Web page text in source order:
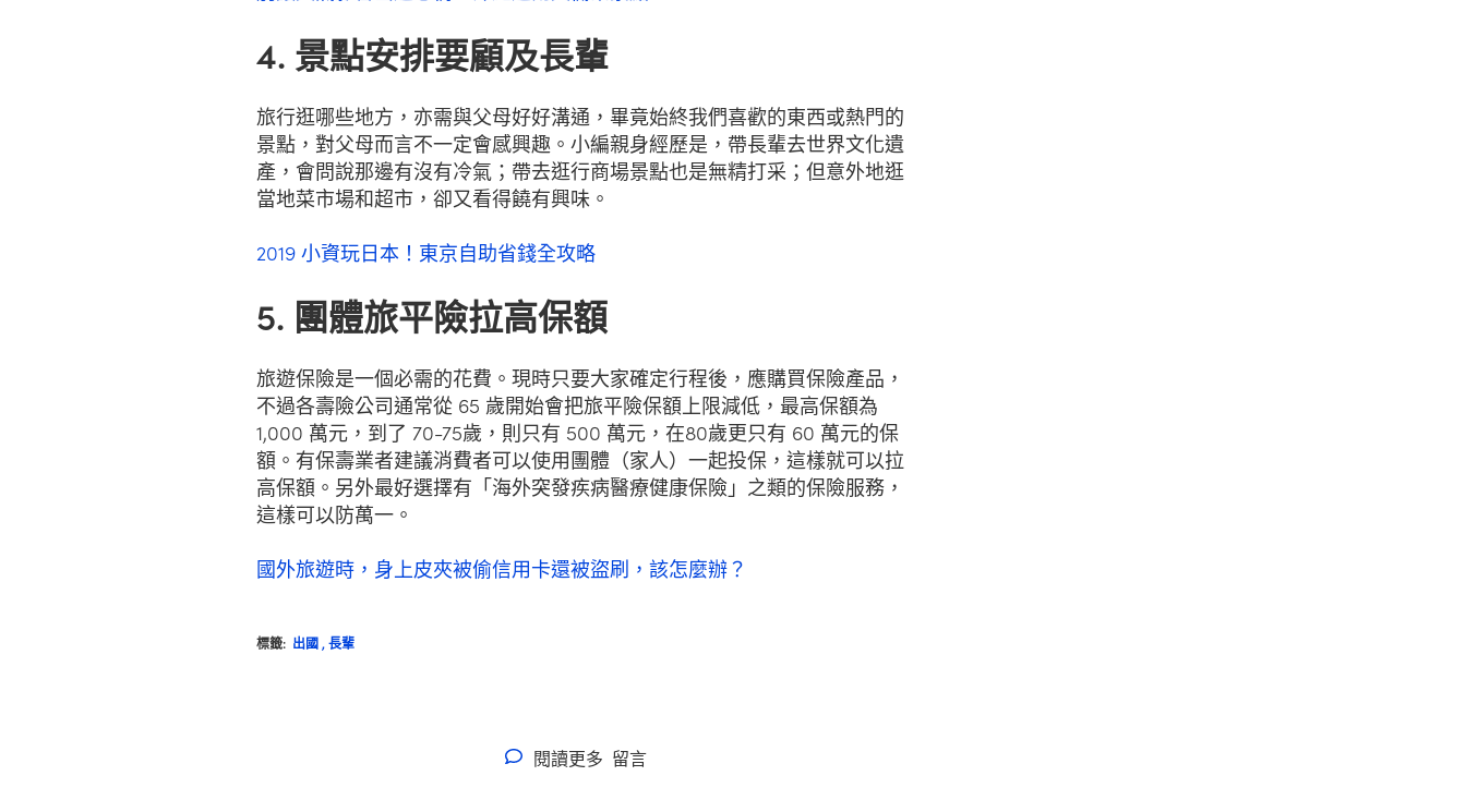
4. 景點安排要顧及長輩
旅行逛哪些地方，亦需與父母好好溝通，畢竟始終我們喜歡的東西或熱門的
景點，對父母而言不一定會感興趣。小編親身經歷是，帶長輩去世界文化遺
產，會問說那邊有沒有冷氣；帶去逛行商場景點也是無精打采；但意外地逛
當地菜市場和超市，卻又看得饒有興味。
2019 小資玩日本！東京自助省錢全攻略
5. 團體旅平險拉高保額
旅遊保險是一個必需的花費。現時只要大家確定行程後，應購買保險產品，
不過各壽險公司通常從 65 歲開始會把旅平險保額上限減低，最高保額為
1,000 萬元，到了 70-75歲，則只有 500 萬元，在80歲更只有 60 萬元的保
額。有保壽業者建議消費者可以使用團體（家人）一起投保，這樣就可以拉
高保額。另外最好選擇有「海外突發疾病醫療健康保險」之類的保險服務，
這樣可以防萬一。
國外旅遊時，身上皮夾被偷信用卡還被盜刷，該怎麼辦？
標籤: 出國 ,長輩
閱讀更多 留言